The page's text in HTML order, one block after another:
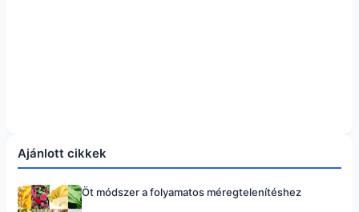
Ajánlott cikkek
Öt módszer a folyamatos méregtelenítéshez